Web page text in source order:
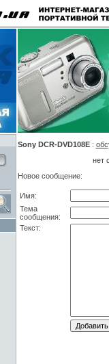
Sony DCR-DVD108E:
нет
Новое сообщение:
Имя:
Тема
сообщения:
Текст: